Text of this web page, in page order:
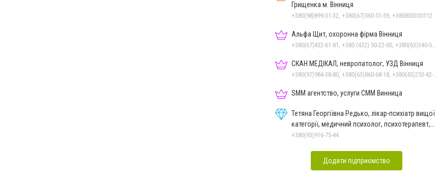
Грищенка м. Вінниця
+380(98)899-31-32, +380(67)560-51-59, +380800330112
Альфа Щит, охоронна фірма Вінниця
+380(67)432-61-81, +380 (432) 50-22-00, +380(63)340-58-58
СКАН МЕДІКАЛ, невропатолог, УЗД Вінниця
+380(97)984-38-80, +380(63)860-68-18, +380(43)253-42-51
SMM агентство, услуги СММ Винница
Тетяна Георгіївна Редько, лікар-психіатр вищої
категорії, медичний психолог, психотерапевт,
гіпнолог
+380(93)916-75-44
Додати підприємство